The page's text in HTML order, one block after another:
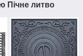
Пічне литво